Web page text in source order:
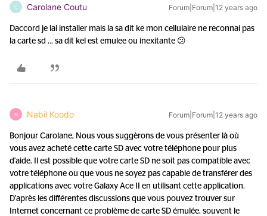
C Carolane Coutu Forum|Forum|12 years ago
Daccord je lai installer mais la sa dit ke mon cellulaire ne reconnai pas
la carte sd ... sa dit kel est emulee ou inexitante 😕
N Nabil Koodo Forum|Forum|12 years ago
Bonjour Carolane, Nous vous suggèrons de vous présenter là où
vous avez acheté cette carte SD avec votre téléphone pour plus
d'aide. Il est possible que votre carte SD ne soit pas compatible avec
votre téléphone ou que vous ne soyez pas capable de transférer des
applications avec votre Galaxy Ace II en utilisant cette application.
D'après les différentes discussions que vous pouvez trouver sur
Internet concernant ce problème de carte SD émulée, souvent le